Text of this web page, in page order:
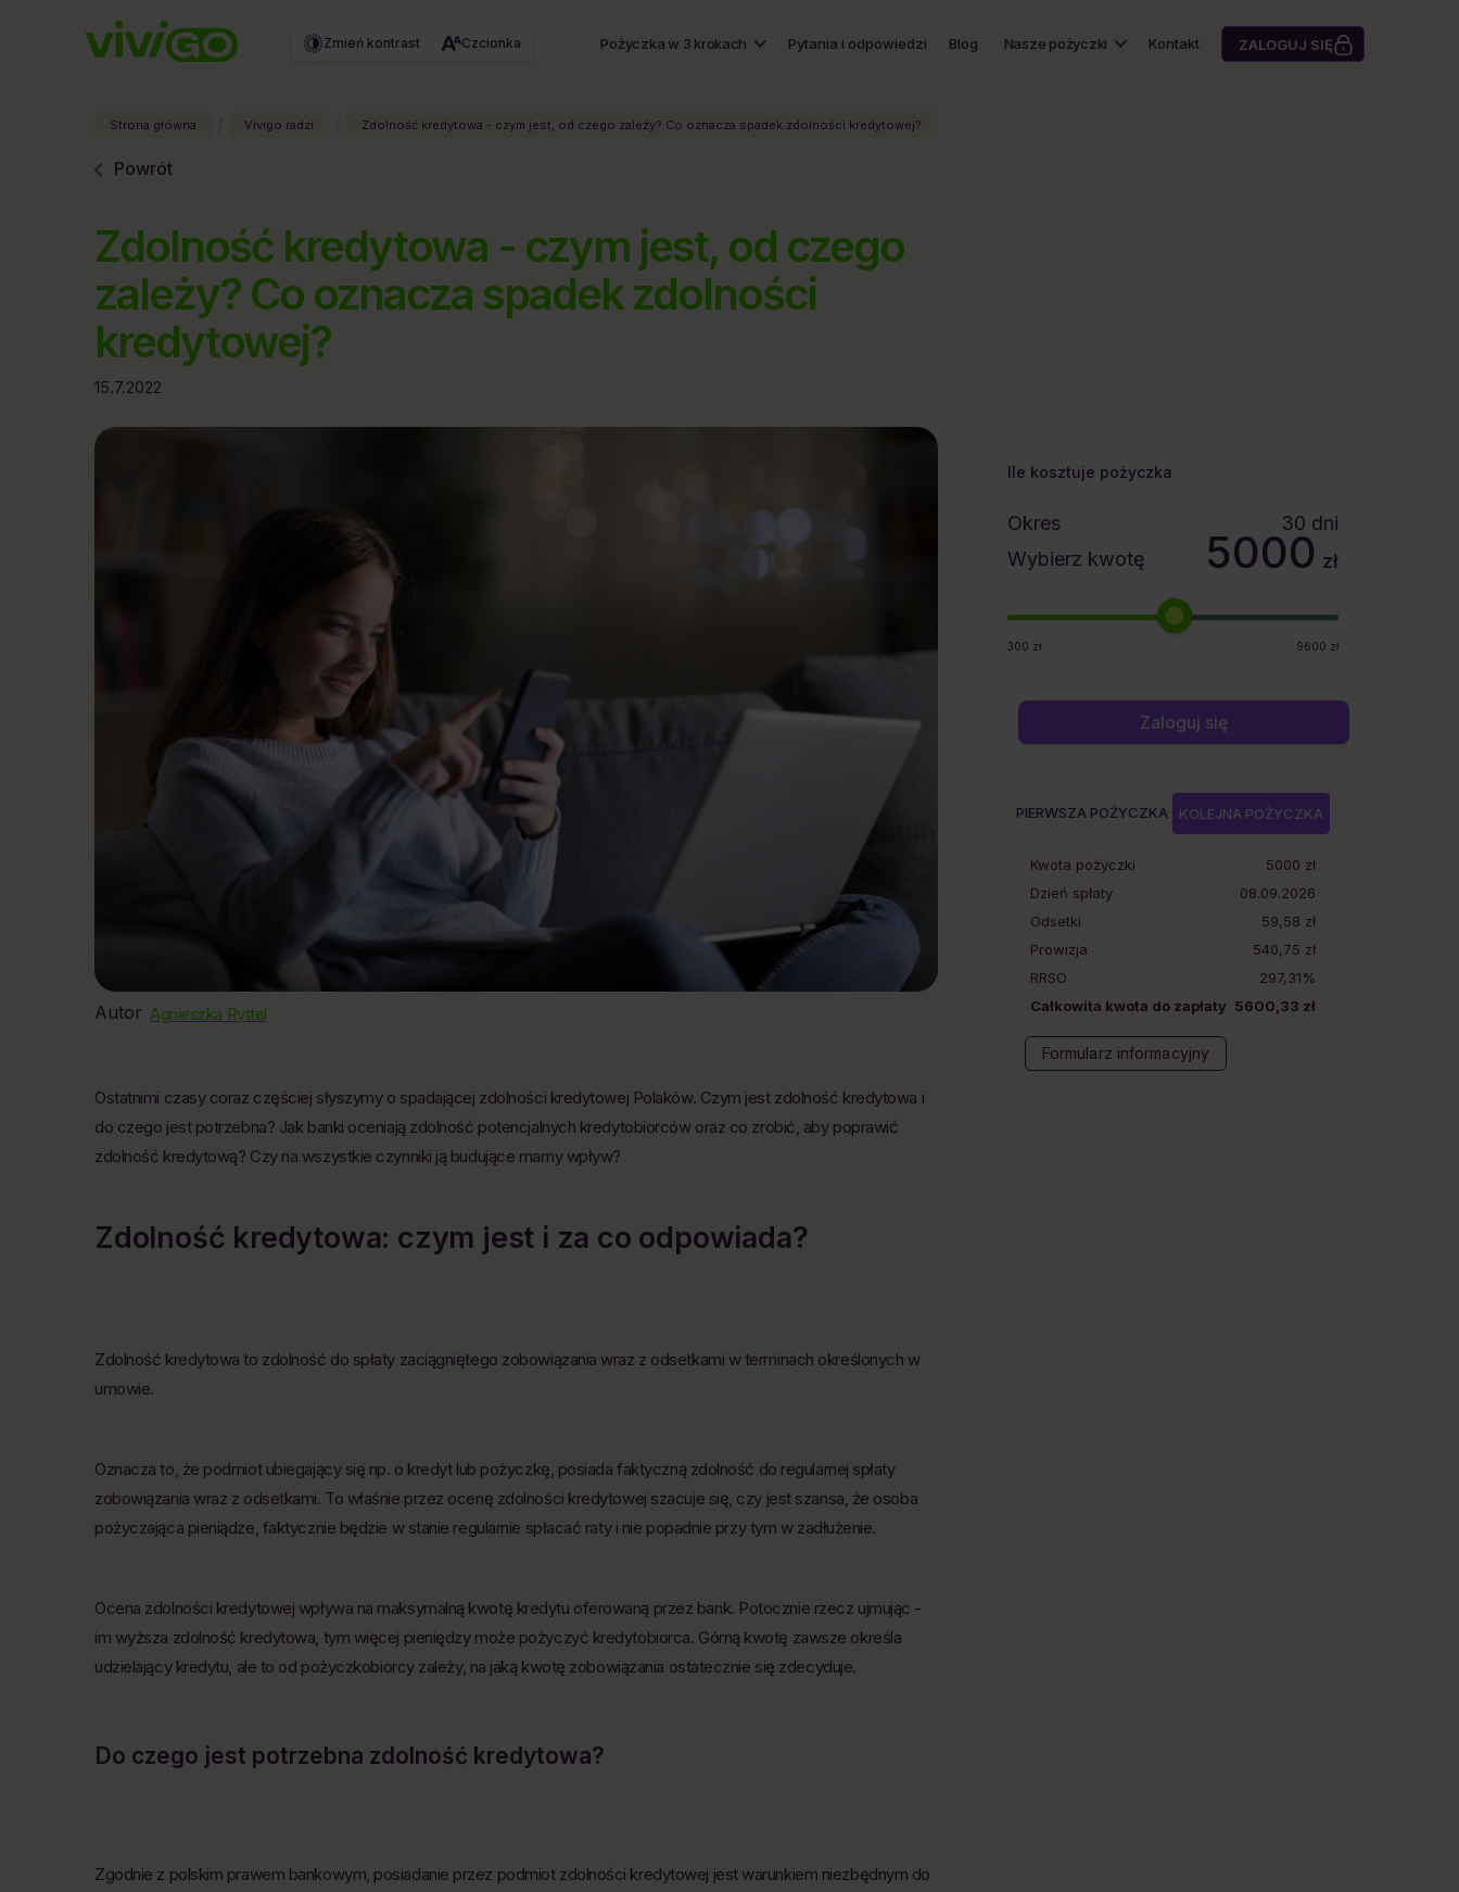
Zmień kontrast Czcionka Pożyczka w 3 krokach Pytania i odpowiedzi Blog Nasze pożyczki Kontakt ZALOGUJ SIĘ
Strona główna Vivigo radzi Zdolność kredytowa - czym jest, od czego zależy? Co oznacza spadek zdolności kredytowej?
Powrót
Zdolność kredytowa - czym jest, od czego
zależy? Co oznacza spadek zdolności
kredytowej?
15.7.2022
Autor Agnieszka Ryttel
Ostatnimi czasy coraz częściej słyszymy o spadającej zdolności kredytowej Polaków. Czym jest zdolność kredytowa i
do czego jest potrzebna? Jak banki oceniają zdolność potencjalnych kredytobiorców oraz co zrobić, aby poprawić
zdolność kredytową? Czy na wszystkie czynniki ją budujące mamy wpływ?
Zdolność kredytowa: czym jest i za co odpowiada?
Zdolność kredytowa to zdolność do spłaty zaciągniętego zobowiązania wraz z odsetkami w terminach określonych w
umowie.
Oznacza to, że podmiot ubiegający się np. o kredyt lub pożyczkę, posiada faktyczną zdolność do regularnej spłaty
zobowiązania wraz z odsetkami. To właśnie przez ocenę zdolności kredytowej szacuje się, czy jest szansa, że osoba
pożyczająca pieniądze, faktycznie będzie w stanie regularnie spłacać raty i nie popadnie przy tym w zadłużenie.
Ocena zdolności kredytowej wpływa na maksymalną kwotę kredytu oferowaną przez bank. Potocznie rzecz ujmując -
im wyższa zdolność kredytowa, tym więcej pieniędzy może pożyczyć kredytobiorca. Górną kwotę zawsze określa
udzielający kredytu, ale to od pożyczkobiorcy zależy, na jaką kwotę zobowiązania ostatecznie się zdecyduje.
Do czego jest potrzebna zdolność kredytowa?
Zgodnie z polskim prawem bankowym, posiadanie przez podmiot zdolności kredytowej jest warunkiem niezbędnym do
Ile kosztuje pożyczka
Okres 30 dni
Wybierz kwotę
5000 zł
300 zł 9600 zł
Zaloguj się
PIERWSZA POŻYCZKA KOLEJNA POŻYCZKA
Kwota pożyczki 5000 zł
Dzień spłaty
08.09.2026
Odsetki
59,58 zł
Prowizja
540,75 zł
RRSO
297,31%
Całkowita kwota do zapłaty 5600,33 zł
Formularz informacyjny